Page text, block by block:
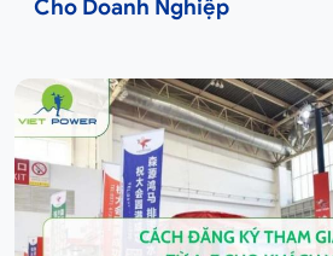
Cho Doanh Nghiệp